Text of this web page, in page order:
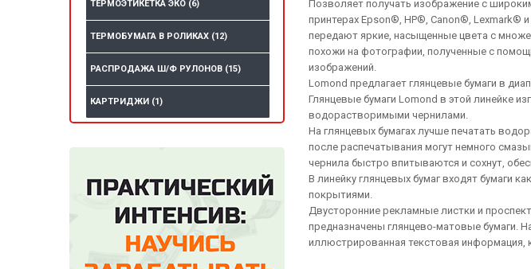
Позволяет получать изображение с
принтерах Epson®, HP®, Canon®, Lexmark®
передают яркие, насыщенные цвета с
похожи на фотографии, полученные с
изображений.
Lomond предлагает глянцевые бумаги в
Глянцевые бумаги Lomond в этой линейке
водорастворимыми чернилами.
На глянцевых бумагах лучше печатать
после распечатывания могут немного
чернила быстро впитываются и сохнут,
В линейку глянцевых бумаг входят бумаги
покрытиями.
Двусторонние рекламные листки и
предназначены глянцево-матовые бумаги.
иллюстрированная текстовая информация,
ТЕРМОЭТИКЕТКА ЭКО (6)
ТЕРМОБУМАГА В РОЛИКАХ (12)
РАСПРОДАЖА Ш/Ф РУЛОНОВ (15)
КАРТРИДЖИ (1)